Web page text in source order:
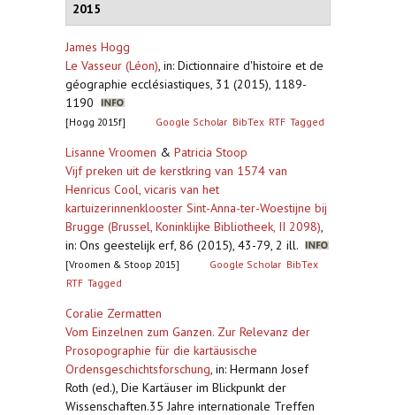
2015
James Hogg
Le Vasseur (Léon), in: Dictionnaire d'histoire et de
géographie ecclésiastiques, 31 (2015), 1189-
1190
[Hogg 2015f] Google Scholar BibTex RTF Tagged
Lisanne Vroomen & Patricia Stoop
Vijf preken uit de kerstkring van 1574 van
Henricus Cool, vicaris van het
kartuizerinnenklooster Sint-Anna-ter-Woestijne bij
Brugge (Brussel, Koninklijke Bibliotheek, II 2098),
in: Ons geestelijk erf, 86 (2015), 43-79, 2 ill.
[Vroomen & Stoop 2015] Google Scholar BibTex
RTF Tagged
Coralie Zermatten
Vom Einzelnen zum Ganzen. Zur Relevanz der
Prosopographie für die kartäusische
Ordensgeschichtsforschung, in: Hermann Josef
Roth (ed.), Die Kartäuser im Blickpunkt der
Wissenschaften.35 Jahre internationale Treffen